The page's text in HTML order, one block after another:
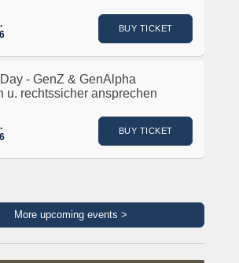
BUY TICKET
- GenZ & GenAlpha
u. rechtssicher ansprechen
BUY TICKET
More upcoming events >